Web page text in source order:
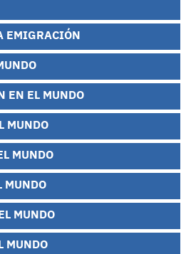
EMIGRACIÓN
EN EL MUNDO
MUNDO
MUNDO
MUNDO
MUNDO
MUNDO